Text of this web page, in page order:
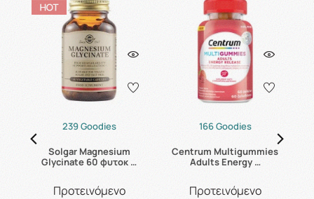
239 Goodies
Solgar Magnesium
Glycinate 60 φυτοκ …
Προτεινόμενο
166 Goodies
Centrum Multigummies
Adults Energy …
Προτεινόμενο